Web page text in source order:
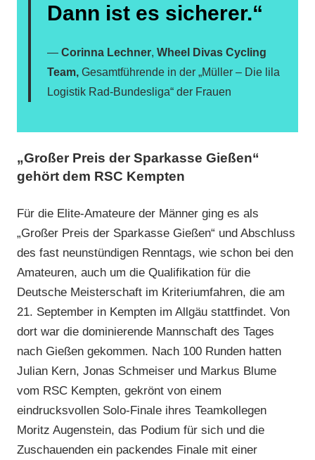
Dann ist es sicherer.“
Corinna Lechner, Wheel Divas Cycling
Team,Gesamtführende in der „Müller – Die lila
Logistik Rad-Bundesliga“ der Frauen
„Großer Preis der Sparkasse Gießen“
gehört dem RSC Kempten
Für die Elite-Amateure der Männer ging es als
„Großer Preis der Sparkasse Gießen“ und Abschluss
des fast neunstündigen Renntags, wie schon bei den
Amateuren, auch um die Qualifikation für die
Deutsche Meisterschaft im Kriteriumfahren, die am
21. September in Kempten im Allgäu stattfindet. Von
dort war die dominierende Mannschaft des Tages
nach Gießen gekommen. Nach 100 Runden hatten
Julian Kern, Jonas Schmeiser und Markus Blume
vom RSC Kempten, gekrönt von einem
eindrucksvollen Solo-Finale ihres Teamkollegen
Moritz Augenstein, das Podium für sich und die
Zuschauenden ein packendes Finale mit einer